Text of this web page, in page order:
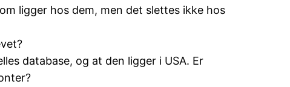
ligger hos dem, men det slettes ikke hos
database, og at den ligger i USA. Er